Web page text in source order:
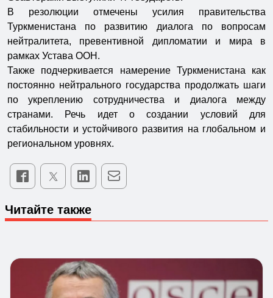
В резолюции отмечены усилия правительства
Туркменистана по развитию диалога по вопросам
нейтралитета, превентивной дипломатии и мира в
рамках Устава ООН.
Также подчеркивается намерение Туркменистана как
постоянно нейтрального государства продолжать шаги
по укреплению сотрудничества и диалога между
странами. Речь идет о создании условий для
стабильности и устойчивого развития на глобальном и
региональном уровнях.
Читайте также